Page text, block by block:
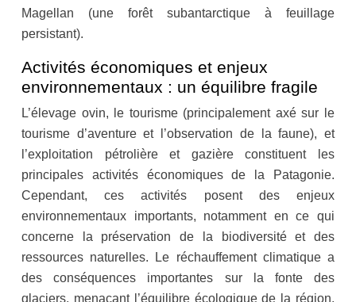
Magellan (une forêt subantarctique à feuillage
persistant).
Activités économiques et enjeux
environnementaux : un équilibre fragile
L’élevage ovin, le tourisme (principalement axé sur le
tourisme d’aventure et l’observation de la faune), et
l’exploitation pétrolière et gazière constituent les
principales activités économiques de la Patagonie.
Cependant, ces activités posent des enjeux
environnementaux importants, notamment en ce qui
concerne la préservation de la biodiversité et des
ressources naturelles. Le réchauffement climatique a
des conséquences importantes sur la fonte des
glaciers, menaçant l’équilibre écologique de la région.